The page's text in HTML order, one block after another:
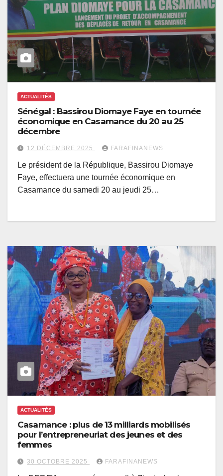
ACTUALITÉS
Sénégal : Bassirou Diomaye Faye en tournée
économique en Casamance du 20 au 25
décembre
12 DÉCEMBRE 2025 FARAFINANEWS
Le président de la République, Bassirou Diomaye
Faye, effectuera une tournée économique en
Casamance du samedi 20 au jeudi 25…
ACTUALITÉS
Casamance : plus de 13 milliards mobilisés
pour l’entrepreneuriat des jeunes et des
femmes
30 OCTOBRE 2025 FARAFINANEWS